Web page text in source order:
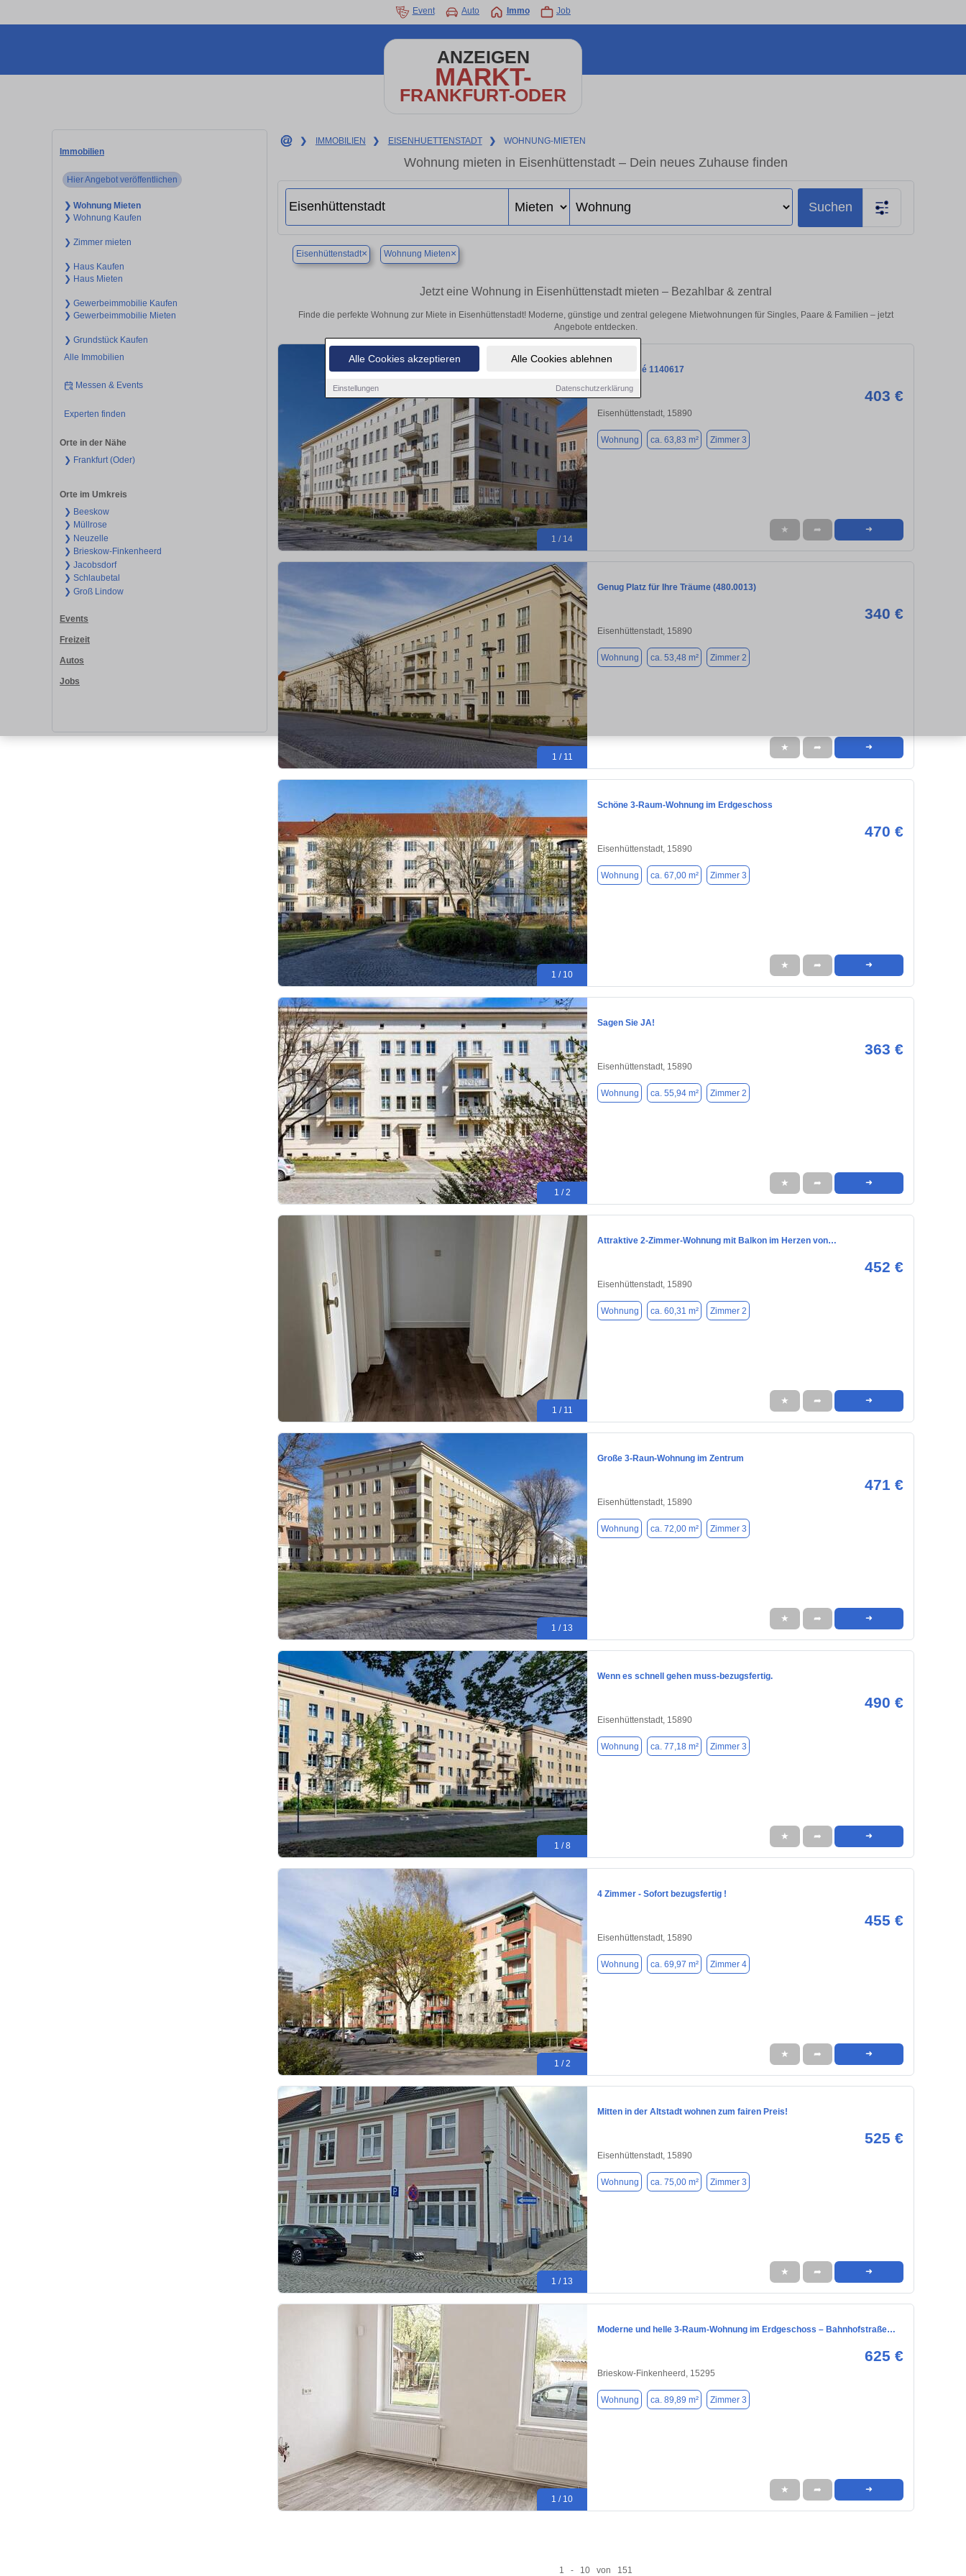
Alle Cookies akzeptieren Alle Cookies ablehnen
Einstellungen Datenschutzerklärung
Event Auto Immo Job
ANZEIGEN
MARKT-
FRANKFURT-ODER
Immobilien
Hier Angebot veröffentlichen
❯ Wohnung Mieten
❯ Wohnung Kaufen
❯ Zimmer mieten
❯ Haus Kaufen
❯ Haus Mieten
❯ Gewerbeimmobilie Kaufen
❯ Gewerbeimmobilie Mieten
❯ Grundstück Kaufen
Alle Immobilien
Messen & Events
Experten finden
Orte in der Nähe
❯ Frankfurt (Oder)
Orte im Umkreis
❯ Beeskow
❯ Müllrose
❯ Neuzelle
❯ Brieskow-Finkenheerd
❯ Jacobsdorf
❯ Schlaubetal
❯ Groß Lindow
Events
Freizeit
Autos
Jobs
❯ IMMOBILIEN ❯ EISENHUETTENSTADT ❯ WOHNUNG-MIETEN
Wohnung mieten in Eisenhüttenstadt – Dein neues Zuhause finden
Suchen
Eisenhüttenstadt× Wohnung Mieten×
Jetzt eine Wohnung in Eisenhüttenstadt mieten – Bezahlbar & zentral
Finde die perfekte Wohnung zur Miete in Eisenhüttenstadt! Moderne, günstige und zentral gelegene Mietwohnungen für Singles, Paare & Familien – jetzt
Angebote entdecken.
1 / 14
Kurzexposé 1140617
403 €
Eisenhüttenstadt, 15890
Wohnung ca. 63,83 m² Zimmer 3
★ ➦ ➜
1 / 11
Genug Platz für Ihre Träume (480.0013)
340 €
Eisenhüttenstadt, 15890
Wohnung ca. 53,48 m² Zimmer 2
★ ➦ ➜
1 / 10
Schöne 3-Raum-Wohnung im Erdgeschoss
470 €
Eisenhüttenstadt, 15890
Wohnung ca. 67,00 m² Zimmer 3
★ ➦ ➜
1 / 2
Sagen Sie JA!
363 €
Eisenhüttenstadt, 15890
Wohnung ca. 55,94 m² Zimmer 2
★ ➦ ➜
1 / 11
Attraktive 2-Zimmer-Wohnung mit Balkon im Herzen von…
452 €
Eisenhüttenstadt, 15890
Wohnung ca. 60,31 m² Zimmer 2
★ ➦ ➜
1 / 13
Große 3-Raun-Wohnung im Zentrum
471 €
Eisenhüttenstadt, 15890
Wohnung ca. 72,00 m² Zimmer 3
★ ➦ ➜
1 / 8
Wenn es schnell gehen muss-bezugsfertig.
490 €
Eisenhüttenstadt, 15890
Wohnung ca. 77,18 m² Zimmer 3
★ ➦ ➜
1 / 2
4 Zimmer - Sofort bezugsfertig !
455 €
Eisenhüttenstadt, 15890
Wohnung ca. 69,97 m² Zimmer 4
★ ➦ ➜
1 / 13
Mitten in der Altstadt wohnen zum fairen Preis!
525 €
Eisenhüttenstadt, 15890
Wohnung ca. 75,00 m² Zimmer 3
★ ➦ ➜
1 / 10
Moderne und helle 3-Raum-Wohnung im Erdgeschoss – Bahnhofstraße…
625 €
Brieskow-Finkenheerd, 15295
Wohnung ca. 89,89 m² Zimmer 3
★ ➦ ➜
1 - 10 von 151